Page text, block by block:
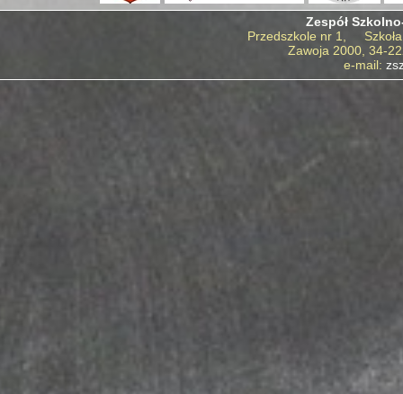
Zespół
Przedszkole nr 1, Szkoła
Zawoja 2000, 34-
e-mail: